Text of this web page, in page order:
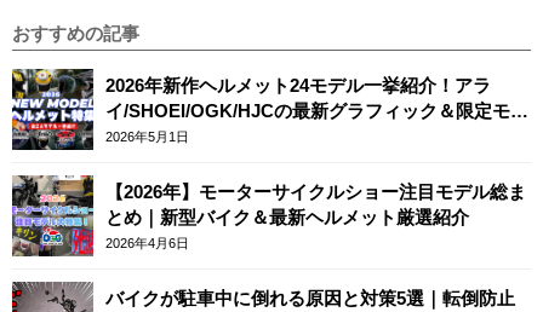
おすすめの記事
2026年新作ヘルメット24モデル一挙紹介！アラ
イ/SHOEI/OGK/HJCの最新グラフィック＆限定モデ
ルまとめ
2026年5月1日
【2026年】モーターサイクルショー注目モデル総ま
とめ｜新型バイク＆最新ヘルメット厳選紹介
2026年4月6日
バイクが駐車中に倒れる原因と対策5選｜転倒防止